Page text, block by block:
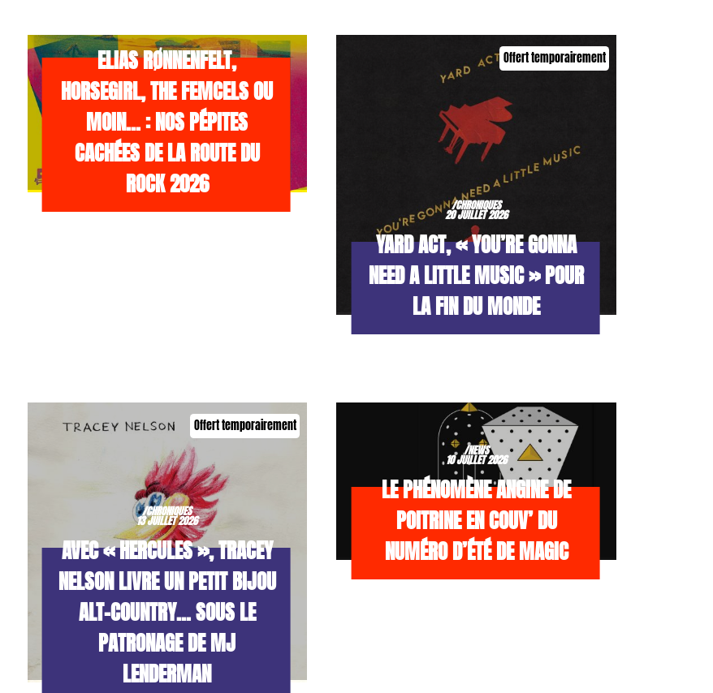
ELIAS RØNNENFELT,
HORSEGIRL, THE FEMCELS OU
MOIN… : NOS PÉPITES
CACHÉES DE LA ROUTE DU
ROCK 2026
Offert temporairement
/CHRONIQUES
20 JUILLET 2026
YARD ACT, « YOU’RE GONNA
NEED A LITTLE MUSIC » POUR
LA FIN DU MONDE
Offert temporairement
/CHRONIQUES
13 JUILLET 2026
AVEC « HERCULES », TRACEY
NELSON LIVRE UN PETIT BIJOU
ALT-COUNTRY… SOUS LE
PATRONAGE DE MJ
LENDERMAN
/NEWS
10 JUILLET 2026
LE PHÉNOMÈNE ANGINE DE
POITRINE EN COUV’ DU
NUMÉRO D’ÉTÉ DE MAGIC